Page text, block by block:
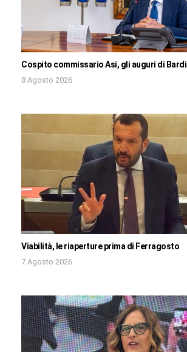
Cospito commissario Asi, gli auguri di Bardi
8 Agosto 2026
Viabilità, le riaperture prima di Ferragosto
7 Agosto 2026